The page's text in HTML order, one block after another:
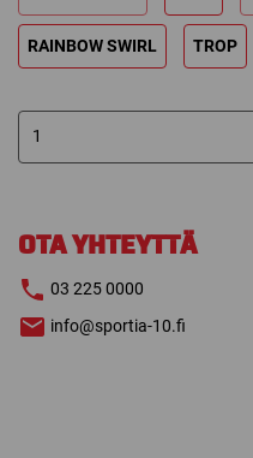
RAINBOW SWIRL TROP
CWENCH
SPORT
OTA YHTEYTTÄ
03 225 0000
info@sportia-10.fi